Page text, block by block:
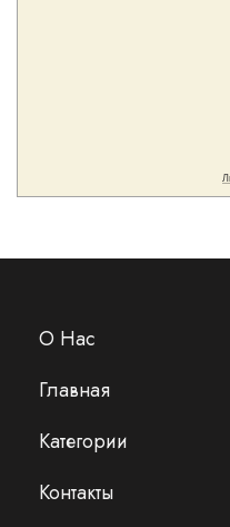
О Нас
Главная
Категории
Контакты